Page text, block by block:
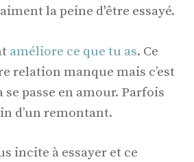
la peine d'être essayé.
améliore ce que tu as. Ce
relation manque mais c’est
se passe en amour. Parfois
d’un remontant.
incite à essayer et ce